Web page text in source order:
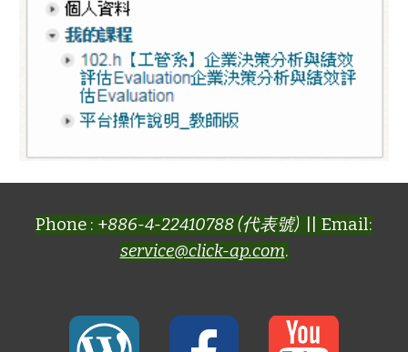
Phone : +886-4-22410788 (代表號) || Email:
service@click-ap.com.